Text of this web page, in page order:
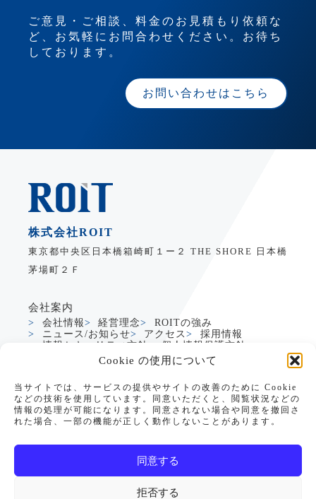
Cookie の使用について
当サイトでは、サービスの提供やサイトの改善のために Cookie
などの技術を使用しています。同意いただくと、閲覧状況などの
情報の処理が可能になります。同意されない場合や同意を撤回さ
れた場合、一部の機能が正しく動作しないことがあります。
同意する
拒否する
ご意見・ご相談、料金のお見積もり依頼な
ど、お気軽にお問合わせください。お待ち
しております。
お問い合わせはこちら
株式会社ROIT
東京都中央区日本橋箱崎町１ー２ THE SHORE 日本橋
茅場町２Ｆ
会社案内
会社情報 経営理念
ROITの強み
ニュース/お知らせ
アクセス
採用情報
情報セキュリティ方針
個人情報保護方針
製造業DXサービス
グローバルDXサービス
Dynamics365支援
生成AI活用支援
PowerApps支援
PowerApps CRM/SFAテンプレート
セミナー情報リソースお問い合わせ